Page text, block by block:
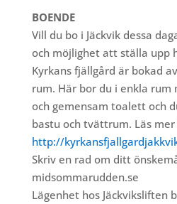
BOENDE
Vill du bo i Jäckvik dessa
och möjlighet att ställa upp
Kyrkans fjällgård är bokad
rum. Här bor du i enkla rum
och gemensam toalett och
bastu och tvättrum. Läs mer
http://
Skriv en rad om ditt
midsommarudden.se
Lägenhet hos Jäckviksliften